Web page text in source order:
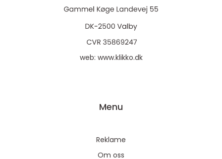
web: www.klikko.dk
Menu
Reklame
Om oss